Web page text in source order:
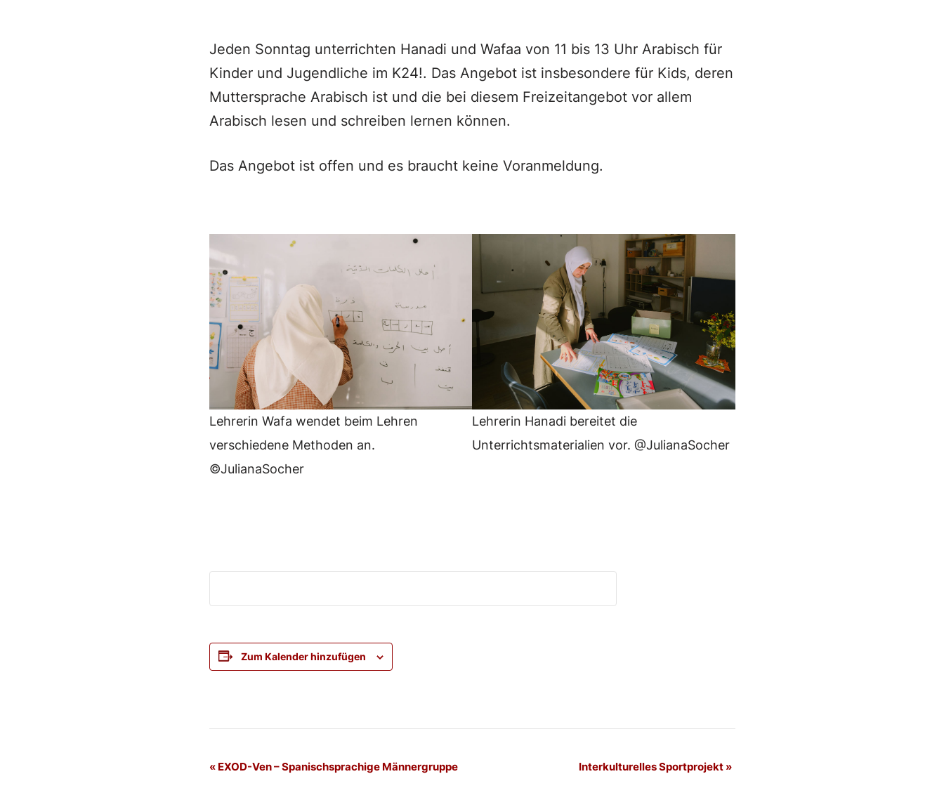
Jeden Sonntag unterrichten Hanadi und Wafaa von 11 bis 13 Uhr Arabisch für
Kinder und Jugendliche im K24!. Das Angebot ist insbesondere für Kids, deren
Muttersprache Arabisch ist und die bei diesem Freizeitangebot vor allem
Arabisch lesen und schreiben lernen können.
Das Angebot ist offen und es braucht keine Voranmeldung.
Lehrerin Wafa wendet beim Lehren
verschiedene Methoden an.
©JulianaSocher
Lehrerin Hanadi bereitet die
Unterrichtsmaterialien vor. @JulianaSocher
Zum Kalender hinzufügen
Veranstaltung-
«EXOD-Ven – Spanischsprachige Männergruppe Interkulturelles Sportprojekt »